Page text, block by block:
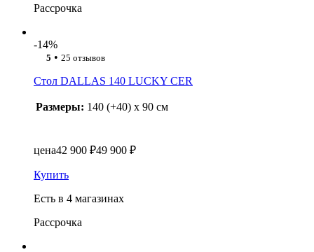
Рассрочка
-14%
5 • 25 отзывов
Стол DALLAS 140 LUCKY CER
Размеры: 140 (+40) x 90 см
цена42 900 ₽49 900 ₽
Купить
Есть в 4 магазинах
Рассрочка